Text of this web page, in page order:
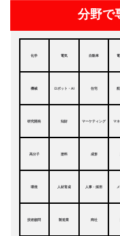
分野で
化学 電気 自動車
機械 ロボット・AI 住宅
研究開発 知財 マーケティング マ
高分子 塗料 成形
環境 人材育成 人事・採用
技術顧問 製造業 商社